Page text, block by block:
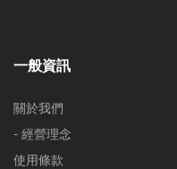
一般資訊
關於我們
- 經營理念
使用條款